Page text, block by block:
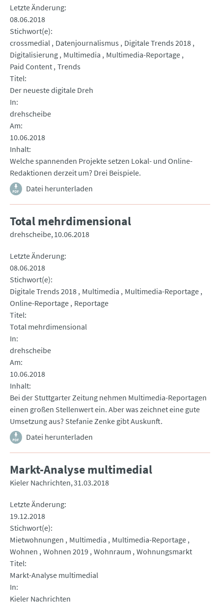
Letzte Änderung
08.06.2018
Stichwort(e)
crossmedial Datenjournalismus
Digitale Trends 2018
Digitalisierung Multimedia
Multimedia-Reportage
Paid Content Trends
Titel
Der neueste digitale Dreh
In
drehscheibe
Am
10.06.2018
Inhalt
Welche spannenden Projekte setzen Lokal- und Online-
Redaktionen derzeit um? Drei Beispiele.
Datei herunterladen
Total mehrdimensional
drehscheibe 10.06.2018
Letzte Änderung
08.06.2018
Stichwort(e)
Digitale Trends 2018 Multimedia
Multimedia-Reportage
Online-Reportage Reportage
Titel
Total mehrdimensional
In
drehscheibe
Am
10.06.2018
Inhalt
Bei der Stuttgarter Zeitung nehmen Multimedia-Reportagen
einen großen Stellenwert ein. Aber was zeichnet eine gute
Umsetzung aus? Stefanie Zenke gibt Auskunft.
Datei herunterladen
Markt-Analyse multimedial
Kieler Nachrichten 31.03.2018
Letzte Änderung
19.12.2018
Stichwort(e)
Mietwohnungen
Multimedia
Multimedia-Reportage
Wohnen Wohnen 2019 Wohnraum Wohnungsmarkt
Titel
Markt-Analyse multimedial
In
Kieler Nachrichten